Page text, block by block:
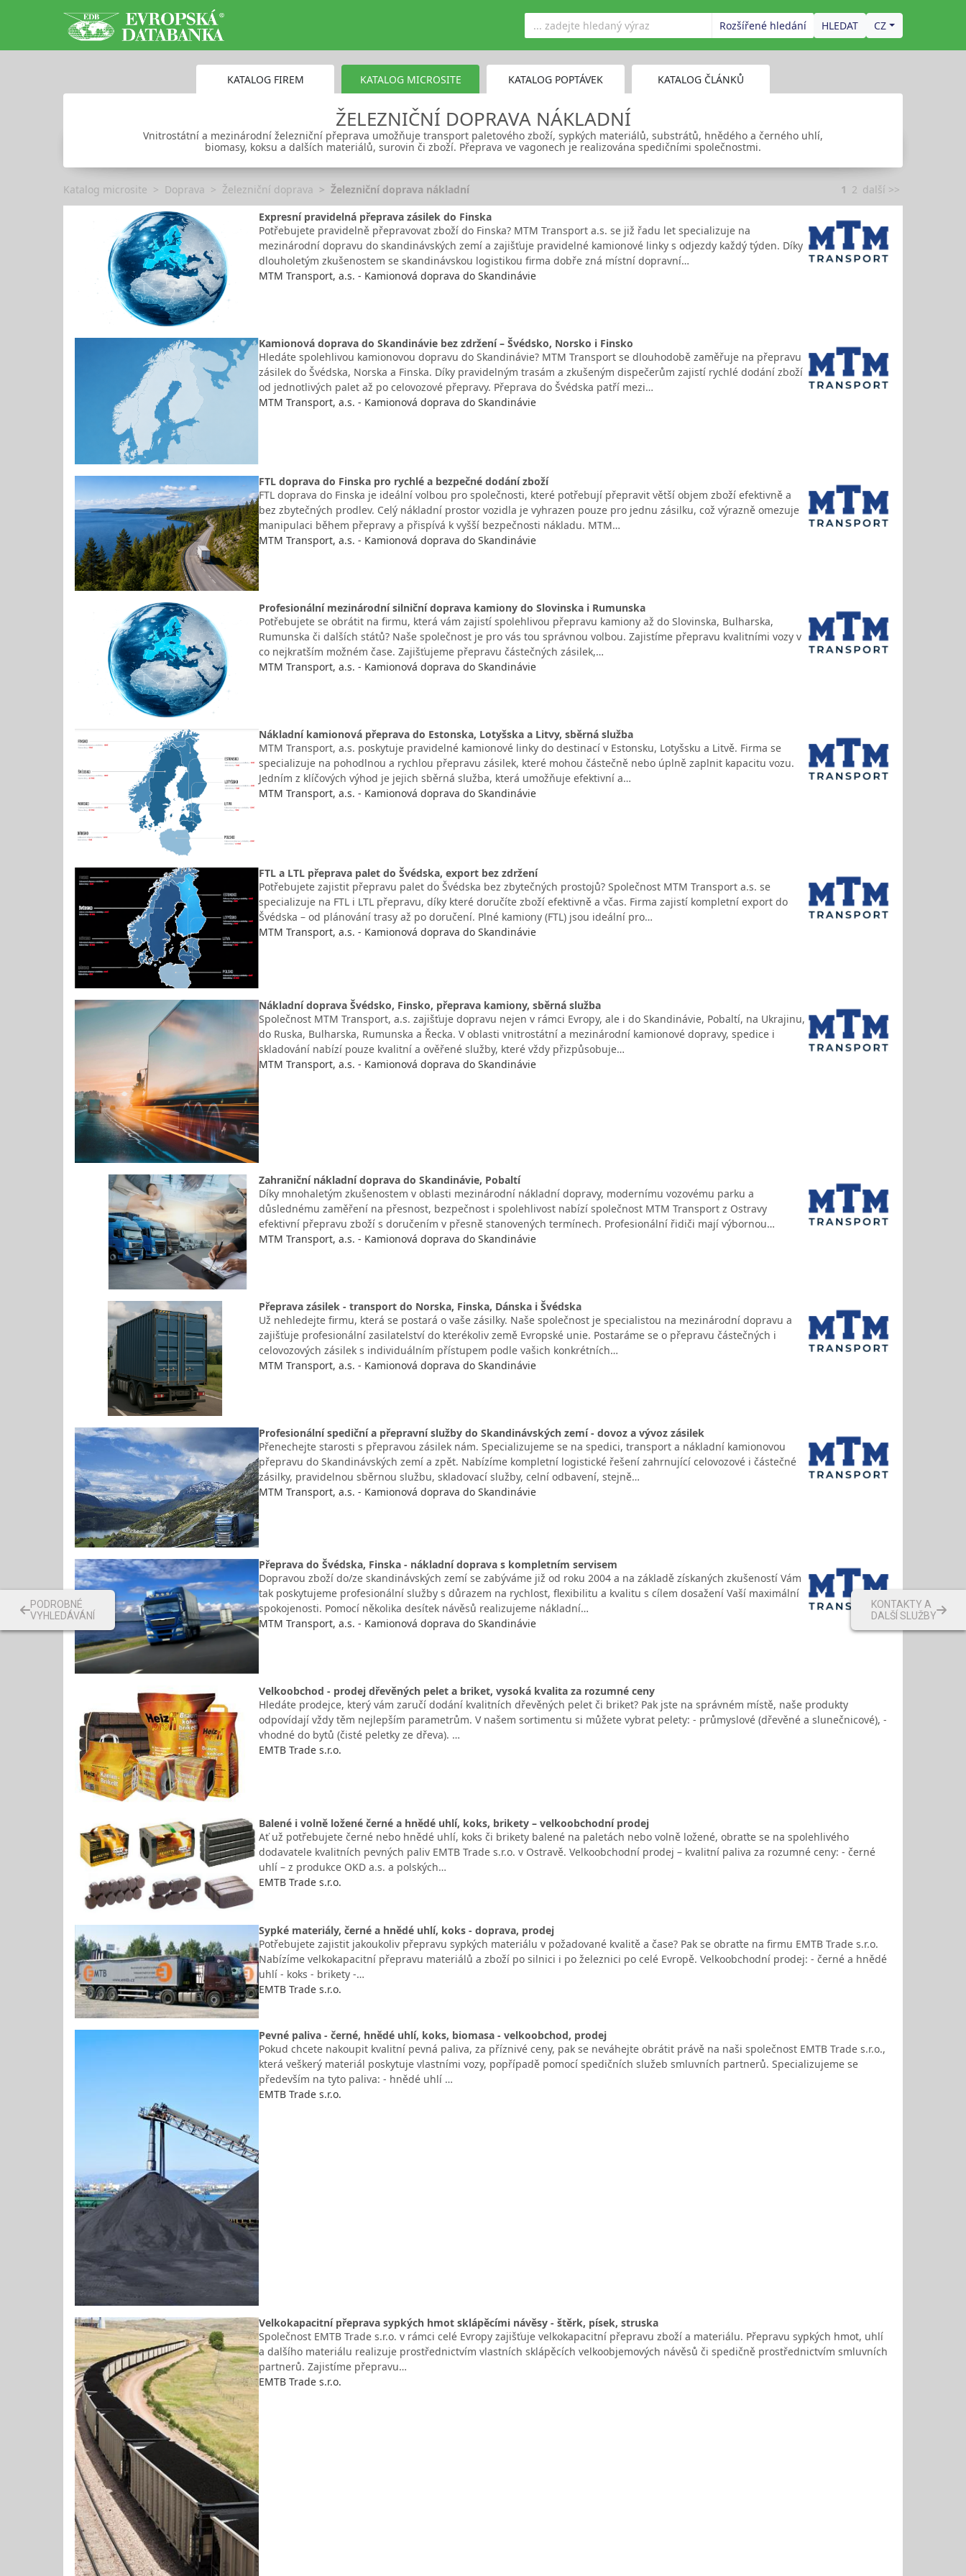
Rozšířené hledání CZ
KATALOG FIREM KATALOG MICROSITE KATALOG POPTÁVEK KATALOG ČLÁNKŮ
ŽELEZNIČNÍ DOPRAVA NÁKLADNÍ
Vnitrostátní a mezinárodní železniční přeprava umožňuje transport paletového zboží, sypkých materiálů, substrátů, hnědého a černého uhlí,
biomasy, koksu a dalších materiálů, surovin či zboží. Přeprava ve vagonech je realizována spedičními společnostmi.
Katalog microsite Doprava Železniční doprava Železniční doprava nákladní 1 2 další >>
Expresní pravidelná přeprava zásilek do Finska
Potřebujete pravidelně přepravovat zboží do Finska? MTM Transport a.s. se již řadu let specializuje na
mezinárodní dopravu do skandinávských zemí a zajišťuje pravidelné kamionové linky s odjezdy každý týden. Díky
dlouholetým zkušenostem se skandinávskou logistikou firma dobře zná místní dopravní…
MTM Transport, a.s. - Kamionová doprava do Skandinávie
Kamionová doprava do Skandinávie bez zdržení – Švédsko, Norsko i Finsko
Hledáte spolehlivou kamionovou dopravu do Skandinávie? MTM Transport se dlouhodobě zaměřuje na přepravu
zásilek do Švédska, Norska a Finska. Díky pravidelným trasám a zkušeným dispečerům zajistí rychlé dodání zboží
od jednotlivých palet až po celovozové přepravy. Přeprava do Švédska patří mezi…
MTM Transport, a.s. - Kamionová doprava do Skandinávie
FTL doprava do Finska pro rychlé a bezpečné dodání zboží
FTL doprava do Finska je ideální volbou pro společnosti, které potřebují přepravit větší objem zboží efektivně a
bez zbytečných prodlev. Celý nákladní prostor vozidla je vyhrazen pouze pro jednu zásilku, což výrazně omezuje
manipulaci během přepravy a přispívá k vyšší bezpečnosti nákladu. MTM…
MTM Transport, a.s. - Kamionová doprava do Skandinávie
Profesionální mezinárodní silniční doprava kamiony do Slovinska i Rumunska
Potřebujete se obrátit na firmu, která vám zajistí spolehlivou přepravu kamiony až do Slovinska, Bulharska,
Rumunska či dalších států? Naše společnost je pro vás tou správnou volbou. Zajistíme přepravu kvalitními vozy v
co nejkratším možném čase. Zajišťujeme přepravu částečných zásilek,…
MTM Transport, a.s. - Kamionová doprava do Skandinávie
Nákladní kamionová přeprava do Estonska, Lotyšska a Litvy, sběrná služba
MTM Transport, a.s. poskytuje pravidelné kamionové linky do destinací v Estonsku, Lotyšsku a Litvě. Firma se
specializuje na pohodlnou a rychlou přepravu zásilek, které mohou částečně nebo úplně zaplnit kapacitu vozu.
Jedním z klíčových výhod je jejich sběrná služba, která umožňuje efektivní a…
MTM Transport, a.s. - Kamionová doprava do Skandinávie
FTL a LTL přeprava palet do Švédska, export bez zdržení
Potřebujete zajistit přepravu palet do Švédska bez zbytečných prostojů? Společnost MTM Transport a.s. se
specializuje na FTL i LTL přepravu, díky které doručíte zboží efektivně a včas. Firma zajistí kompletní export do
Švédska – od plánování trasy až po doručení. Plné kamiony (FTL) jsou ideální pro…
MTM Transport, a.s. - Kamionová doprava do Skandinávie
Nákladní doprava Švédsko, Finsko, přeprava kamiony, sběrná služba
Společnost MTM Transport, a.s. zajišťuje dopravu nejen v rámci Evropy, ale i do Skandinávie, Pobaltí, na Ukrajinu,
do Ruska, Bulharska, Rumunska a Řecka. V oblasti vnitrostátní a mezinárodní kamionové dopravy, spedice i
skladování nabízí pouze kvalitní a ověřené služby, které vždy přizpůsobuje…
MTM Transport, a.s. - Kamionová doprava do Skandinávie
Zahraniční nákladní doprava do Skandinávie, Pobaltí
Díky mnohaletým zkušenostem v oblasti mezinárodní nákladní dopravy, modernímu vozovému parku a
důslednému zaměření na přesnost, bezpečnost i spolehlivost nabízí společnost MTM Transport z Ostravy
efektivní přepravu zboží s doručením v přesně stanovených termínech. Profesionální řidiči mají výbornou…
MTM Transport, a.s. - Kamionová doprava do Skandinávie
Přeprava zásilek - transport do Norska, Finska, Dánska i Švédska
Už nehledejte firmu, která se postará o vaše zásilky. Naše společnost je specialistou na mezinárodní dopravu a
zajišťuje profesionální zasilatelství do kterékoliv země Evropské unie. Postaráme se o přepravu částečných i
celovozových zásilek s individuálním přístupem podle vašich konkrétních…
MTM Transport, a.s. - Kamionová doprava do Skandinávie
Profesionální spediční a přepravní služby do Skandinávských zemí - dovoz a vývoz zásilek
Přenechejte starosti s přepravou zásilek nám. Specializujeme se na spedici, transport a nákladní kamionovou
přepravu do Skandinávských zemí a zpět. Nabízíme kompletní logistické řešení zahrnující celovozové i částečné
zásilky, pravidelnou sběrnou službu, skladovací služby, celní odbavení, stejně…
MTM Transport, a.s. - Kamionová doprava do Skandinávie
Přeprava do Švédska, Finska - nákladní doprava s kompletním servisem
Dopravou zboží do/ze skandinávských zemí se zabýváme již od roku 2004 a na základě získaných zkušeností Vám
tak poskytujeme profesionální služby s důrazem na rychlost, flexibilitu a kvalitu s cílem dosažení Vaší maximální
spokojenosti. Pomocí několika desítek návěsů realizujeme nákladní…
MTM Transport, a.s. - Kamionová doprava do Skandinávie
Velkoobchod - prodej dřevěných pelet a briket, vysoká kvalita za rozumné ceny
Hledáte prodejce, který vám zaručí dodání kvalitních dřevěných pelet či briket? Pak jste na správném místě, naše produkty
odpovídají vždy těm nejlepším parametrům. V našem sortimentu si můžete vybrat pelety: - průmyslové (dřevěné a slunečnicové), -
vhodné do bytů (čisté peletky ze dřeva). …
EMTB Trade s.r.o.
Balené i volně ložené černé a hnědé uhlí, koks, brikety – velkoobchodní prodej
Ať už potřebujete černé nebo hnědé uhlí, koks či brikety balené na paletách nebo volně ložené, obraťte se na spolehlivého
dodavatele kvalitních pevných paliv EMTB Trade s.r.o. v Ostravě. Velkoobchodní prodej – kvalitní paliva za rozumné ceny: - černé
uhlí – z produkce OKD a.s. a polských…
EMTB Trade s.r.o.
Sypké materiály, černé a hnědé uhlí, koks - doprava, prodej
Potřebujete zajistit jakoukoliv přepravu sypkých materiálu v požadované kvalitě a čase? Pak se obraťte na firmu EMTB Trade s.r.o.
Nabízíme velkokapacitní přepravu materiálů a zboží po silnici i po železnici po celé Evropě. Velkoobchodní prodej: - černé a hnědé
uhlí - koks - brikety -…
EMTB Trade s.r.o.
Pevné paliva - černé, hnědé uhlí, koks, biomasa - velkoobchod, prodej
Pokud chcete nakoupit kvalitní pevná paliva, za příznivé ceny, pak se neváhejte obrátit právě na naši společnost EMTB Trade s.r.o.,
která veškerý materiál poskytuje vlastními vozy, popřípadě pomocí spedičních služeb smluvních partnerů. Specializujeme se
především na tyto paliva: - hnědé uhlí …
EMTB Trade s.r.o.
Velkokapacitní přeprava sypkých hmot sklápěcími návěsy - štěrk, písek, struska
Společnost EMTB Trade s.r.o. v rámci celé Evropy zajišťuje velkokapacitní přepravu zboží a materiálu. Přepravu sypkých hmot, uhlí
a dalšího materiálu realizuje prostřednictvím vlastních sklápěcích velkoobjemových návěsů či spedičně prostřednictvím smluvních
partnerů. Zajistíme přepravu…
EMTB Trade s.r.o.
KONTAKTY A
DALŠÍ SLUŽBY
PODROBNÉ
VYHLEDÁVÁNÍ